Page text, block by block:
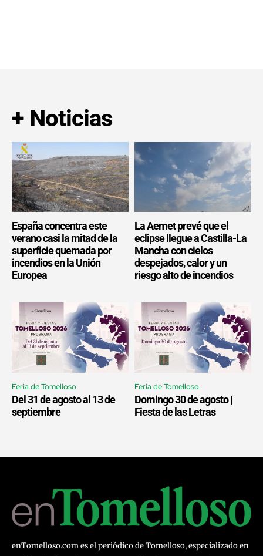
+ Noticias
España concentra este
verano casi la mitad de la
superficie quemada por
incendios en la Unión
Europea
La Aemet prevé que el
eclipse llegue a Castilla-La
Mancha con cielos
despejados, calor y un
riesgo alto de incendios
Feria de Tomelloso
Del 31 de agosto al 13 de
septiembre
Feria de Tomelloso
Domingo 30 de agosto |
Fiesta de las Letras
enTomelloso.com es el periódico de Tomelloso, especializado en